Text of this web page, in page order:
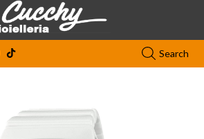
Search